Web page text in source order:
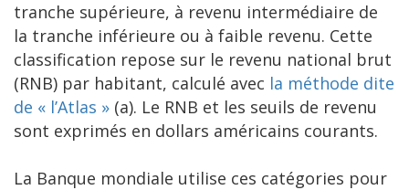
tranche supérieure, à revenu intermédiaire de
la tranche inférieure ou à faible revenu. Cette
classification repose sur le revenu national brut
(RNB) par habitant, calculé avec la méthode dite
de « l’Atlas » (a). Le RNB et les seuils de revenu
sont exprimés en dollars américains courants.
La Banque mondiale utilise ces catégories pour